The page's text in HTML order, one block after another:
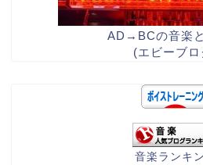
AD→BCの音楽
(エビーブロ
音楽ランキ